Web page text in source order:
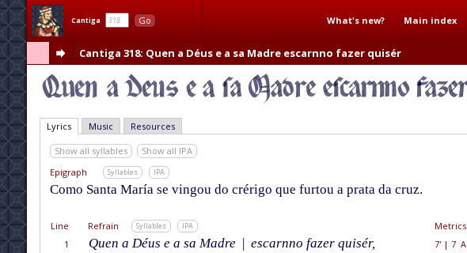
Cantiga Go What's new? Main index
Cantiga 318: Quen a Déus e a sa Madre escarnno fazer quisér
Lyrics Music Resources
Show all syllables
Show all IPA
Epigraph
Syllables IPA
Como Santa María se vingou do crérigo que furtou a prata da cruz.
Line Refrain Syllables IPA
Metrics
1
Quen a Déus e a sa Madre | escarnno fazer quisér, 7'| 7 A